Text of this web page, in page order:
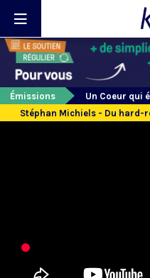
Émissions
Un Coeur qui
Stéphan Michiels - Du hard-